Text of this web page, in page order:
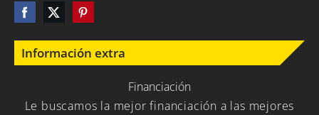
Información extra
Financiación
Le buscamos la mejor financiación a las mejores